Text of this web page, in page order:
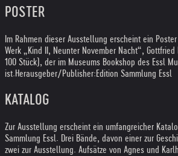
POSTER
Im Rahmen dieser Ausstellung erscheint ein
Werk „Kind II, Neunter November Nacht“,
100 Stück), der im Museums Bookshop des Essl
ist.Herausgeber/Publisher:Edition Sammlung Essl
KATALOG
Zur Ausstellung erscheint ein umfangreicher
Sammlung Essl. Drei Bände, davon einer zur
zwei zur Ausstellung. Aufsätze von Agnes und